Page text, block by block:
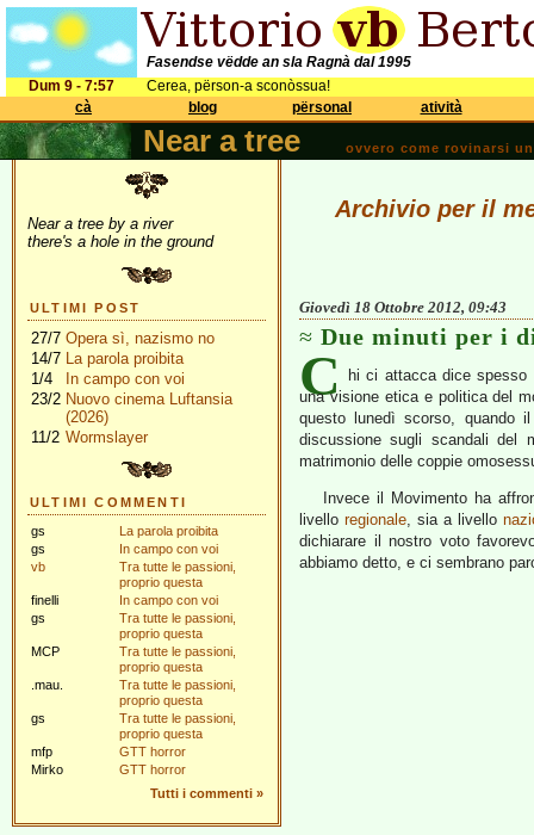
Fasendse vëdde an sla Ragnà dal 1995
Dum 9 - 7:57
Cerea, përson-a sconòssua!
cà
blog përsonal atività
Near a tree ovvero come rovinarsi
Near a tree by a river
there's a hole in the ground
ULTIMI POST
27/7 Opera sì, nazismo no
14/7 La parola proibita
1/4
In campo con voi
23/2 Nuovo cinema Luftansia
(2026)
11/2 Wormslayer
ULTIMI COMMENTI
gs
La parola proibita
gs
In campo con voi
vb
Tra tutte le passioni,
proprio questa
finelli
In campo con voi
gs
Tra tutte le passioni,
proprio questa
MCP
Tra tutte le passioni,
proprio questa
.mau.
Tra tutte le passioni,
proprio questa
gs
Tra tutte le passioni,
proprio questa
mfp
GTT horror
Mirko
GTT horror
Tutti i commenti »
Archivio per il
Giovedì 18 Ottobre 2012, 09:43
Due minuti per i
C hi ci attacca dice
una visione etica e politica del
questo lunedì scorso, quando il
discussione sugli scandali del
matrimonio delle coppie
Invece il Movimento ha
livello regionale, sia a livello
dichiarare il nostro voto
abbiamo detto, e ci sembrano